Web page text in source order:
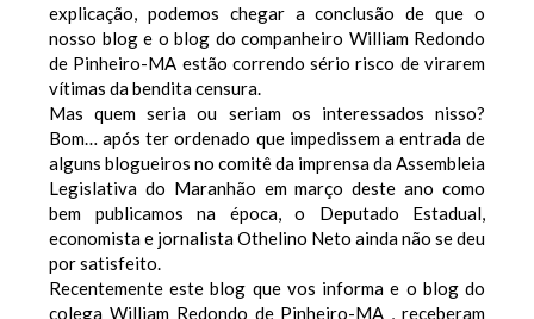
explicação, podemos chegar a conclusão de que o
nosso blog e o blog do companheiro William Redondo
de Pinheiro-MA estão correndo sério risco de virarem
vítimas da bendita censura.
Mas quem seria ou seriam os interessados nisso?
Bom… após ter ordenado que impedissem a entrada de
alguns blogueiros no comitê da imprensa da Assembleia
Legislativa do Maranhão em março deste ano como
bem publicamos na época, o Deputado Estadual,
economista e jornalista Othelino Neto ainda não se deu
por satisfeito.
Recentemente este blog que vos informa e o blog do
colega William Redondo de Pinheiro-MA , receberam